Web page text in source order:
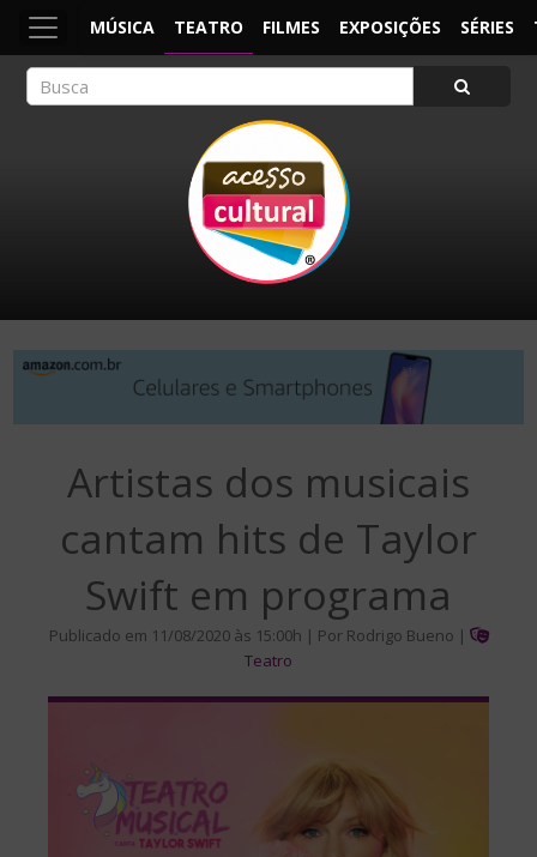
MÚSICA TEATRO FILMES EXPOSIÇÕES SÉRIES
Artistas dos musicais
cantam hits de Taylor
Swift em programa
Publicado em 11/08/2020 às 15:00h | Por Rodrigo Bueno |
Teatro